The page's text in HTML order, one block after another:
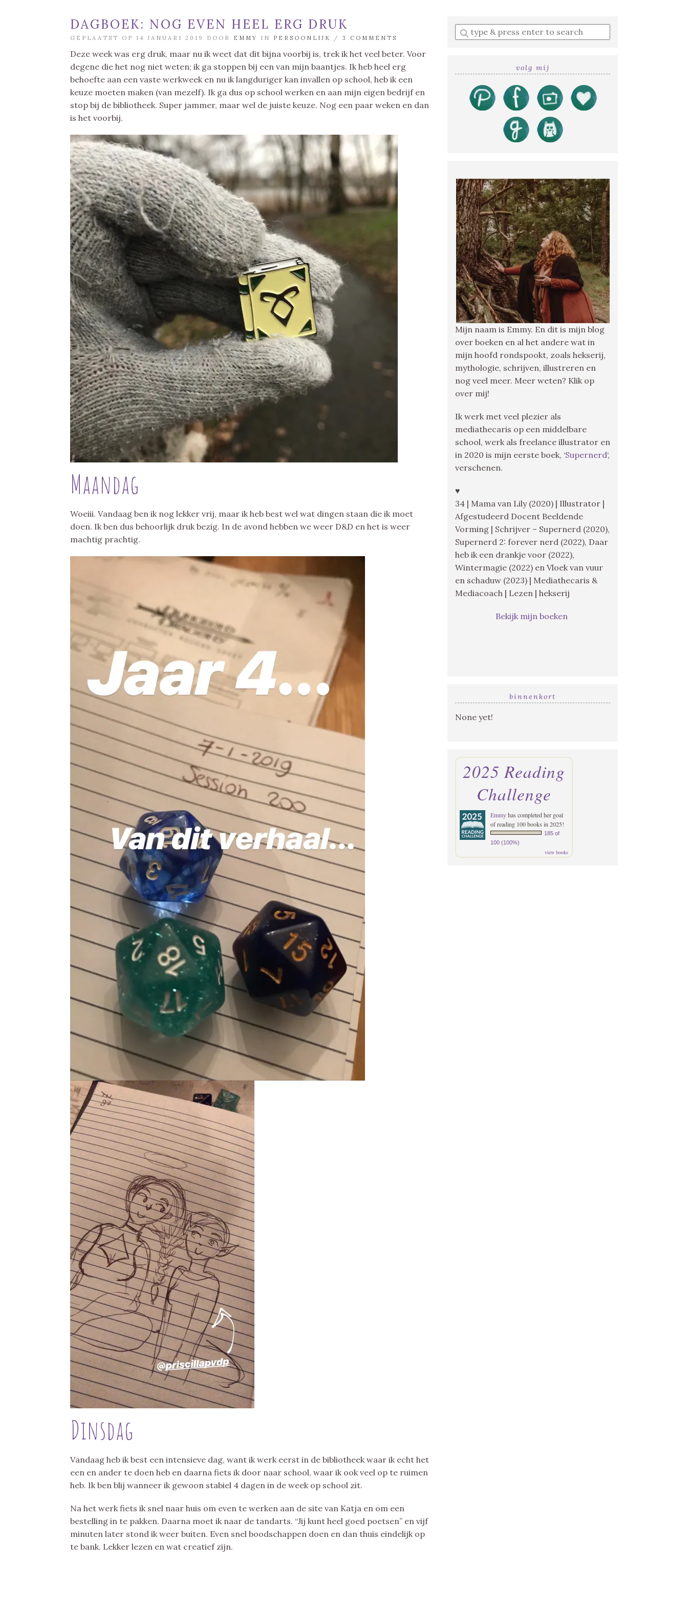
DAGBOEK: NOG EVEN HEEL ERG DRUK
GEPLAATST OP 14 JANUARI 2019 DOOR EMMY IN PERSOONLIJK / 3 COMMENTS
Deze week was erg druk, maar nu ik weet dat dit bijna voorbij is, trek ik het veel beter. Voor
degene die het nog niet weten; ik ga stoppen bij een van mijn baantjes. Ik heb heel erg
behoefte aan een vaste werkweek en nu ik langduriger kan invallen op school, heb ik een
keuze moeten maken (van mezelf). Ik ga dus op school werken en aan mijn eigen bedrijf en
stop bij de bibliotheek. Super jammer, maar wel de juiste keuze. Nog een paar weken en dan
is het voorbij.
Maandag
Woeiii. Vandaag ben ik nog lekker vrij, maar ik heb best wel wat dingen staan die ik moet
doen. Ik ben dus behoorlijk druk bezig. In de avond hebben we weer D&D en het is weer
machtig prachtig.
Dinsdag
Vandaag heb ik best een intensieve dag, want ik werk eerst in de bibliotheek waar ik echt het
een en ander te doen heb en daarna fiets ik door naar school, waar ik ook veel op te ruimen
heb. Ik ben blij wanneer ik gewoon stabiel 4 dagen in de week op school zit.
Na het werk fiets ik snel naar huis om even te werken aan de site van Katja en om een
bestelling in te pakken. Daarna moet ik naar de tandarts. “Jij kunt heel goed poetsen” en vijf
minuten later stond ik weer buiten. Even snel boodschappen doen en dan thuis eindelijk op
te bank. Lekker lezen en wat creatief zijn.
Enter
a
volg mij
Mijn naam is Emmy. En dit is mijn blog
over boeken en al het andere wat in
mijn hoofd rondspookt, zoals hekserij,
mythologie, schrijven, illustreren en
nog veel meer. Meer weten? Klik op
over mij!
Ik werk met veel plezier als
mediathecaris op een middelbare
school, werk als freelance illustrator en
in 2020 is mijn eerste boek, ‘Supernerd‘,
verschenen.
♥
34 | Mama van Lily (2020) | Illustrator |
Afgestudeerd Docent Beeldende
Vorming | Schrijver – Supernerd (2020),
Supernerd 2: forever nerd (2022), Daar
heb ik een drankje voor (2022),
Wintermagie (2022) en Vloek van vuur
en schaduw (2023) | Mediathecaris &
Mediacoach | Lezen | hekserij
Bekijk mijn boeken
binnenkort
None yet!
2025 Reading
Challenge
Emmyhas completed her goal
of reading 100 books in 2025!
185 of
100 (100%)
view books